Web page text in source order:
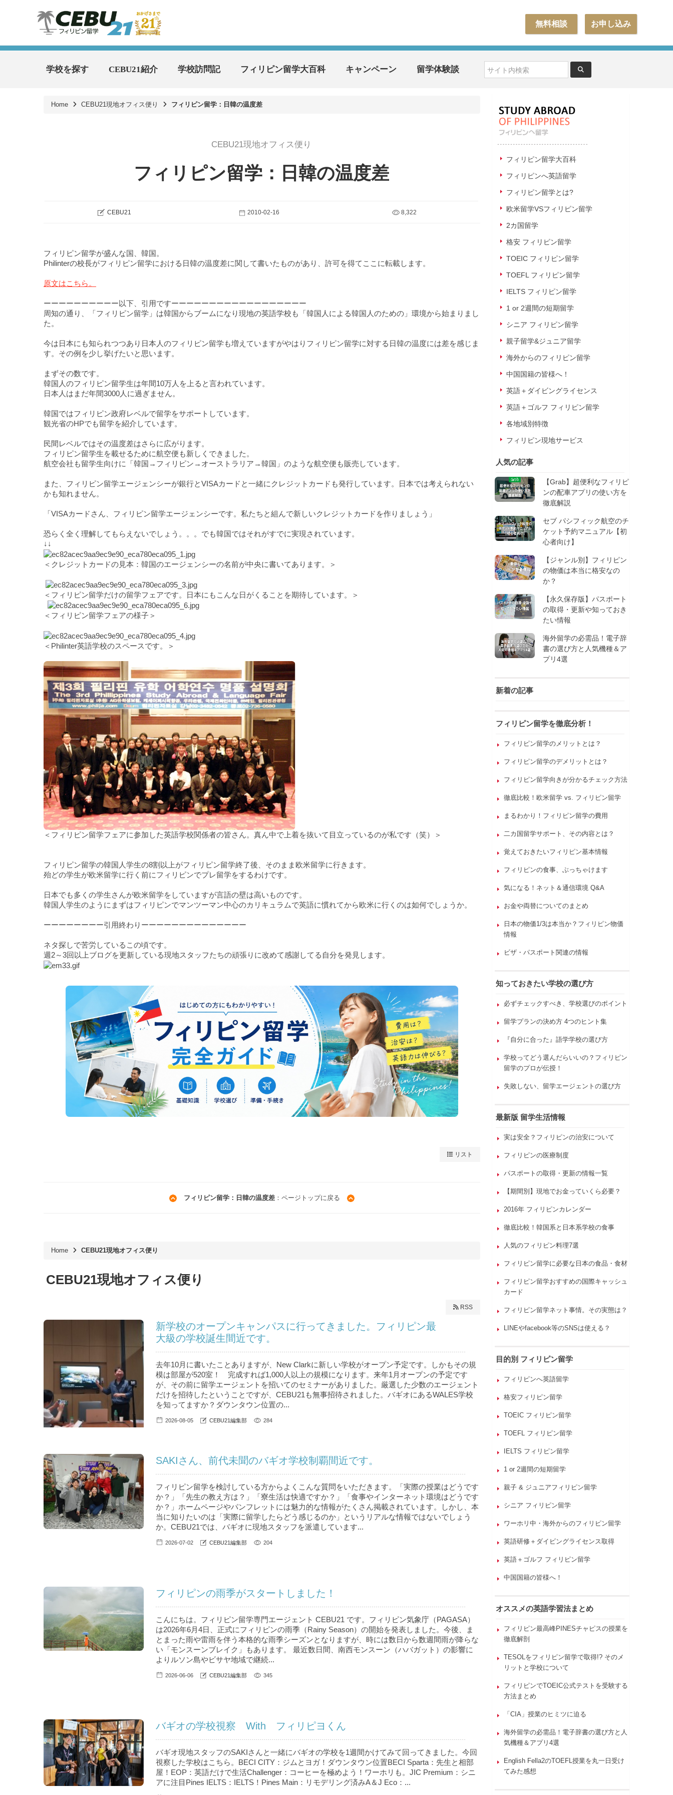
お申し込み
無料相談
学校を探す CEBU21紹介 学校訪問記 フィリピン留学大百科 キャンペーン 留学体験談
Home CEBU21現地オフィス便り フィリピン留学：日韓の温度差
CEBU21現地オフィス便り
フィリピン留学：日韓の温度差
CEBU21 2010-02-16 8,322
フィリピン留学が盛んな国、韓国。
Philinterの校長がフィリピン留学における日韓の温度差に関して書いたものがあり、許可を得てここに転載します。
原文はこちら。
ーーーーーーーーーー以下、引用ですーーーーーーーーーーーーーーーーーー
周知の通り、「フィリピン留学」は韓国からブームになり現地の英語学校も「韓国人による韓国人のための」環境から始まりまし
た。
今は日本にも知られつつあり日本人のフィリピン留学も増えていますがやはりフィリピン留学に対する日韓の温度には差を感じま
す。その例を少し挙げたいと思います。
まずその数です。
韓国人のフィリピン留学生は年間10万人を上ると言われています。
日本人はまだ年間3000人に過ぎません。
韓国ではフィリピン政府レベルで留学をサポートしています。
観光省のHPでも留学を紹介しています。
民間レベルではその温度差はさらに広がります。
フィリピン留学生を載せるために航空便も新しくできました。
航空会社も留学生向けに「韓国→フィリピン→オーストラリア→韓国」のような航空便も販売しています。
また、フィリピン留学エージェンシーが銀行とVISAカードと一緒にクレジットカードも発行しています。日本では考えられない
かも知れません。
「VISAカードさん、フィリピン留学エージェンシーです。私たちと組んで新しいクレジットカードを作りましょう」
恐らく全く理解してもらえないでしょう。。。でも韓国ではそれがすでに実現されています。
↓↓
＜クレジットカードの見本：韓国のエージェンシーの名前が中央に書いてあります。＞
＜フィリピン留学だけの留学フェアです。日本にもこんな日がくることを期待しています。＞
＜フィリピン留学フェアの様子＞
＜Philinter英語学校のスペースです。＞
＜フィリピン留学フェアに参加した英語学校関係者の皆さん。真ん中で上着を抜いて目立っているのが私です（笑）＞
フィリピン留学の韓国人学生の8割以上がフィリピン留学終了後、そのまま欧米留学に行きます。
殆どの学生が欧米留学に行く前にフィリピンでプレ留学をするわけです。
日本でも多くの学生さんが欧米留学をしていますが言語の壁は高いものです。
韓国人学生のようにまずはフィリピンでマンツーマン中心のカリキュラムで英語に慣れてから欧米に行くのは如何でしょうか。
ーーーーーーーー引用終わりーーーーーーーーーーーーーー
ネタ探しで苦労しているこの頃です。
週2～3回以上ブログを更新している現地スタッフたちの頑張りに改めて感謝してる自分を発見します。
リスト
フィリピン留学：日韓の温度差：ページトップに戻る
Home CEBU21現地オフィス便り
CEBU21現地オフィス便り
RSS
新学校のオープンキャンパスに行ってきました。フィリピン最
大級の学校誕生間近です。
去年10月に書いたことありますが、New Clarkに新しい学校がオープン予定です。しかもその規
模は部屋が520室！ 完成すれば1,000人以上の規模になります。来年1月オープンの予定です
が、その前に留学エージェントを招いてのセミナーがありました。厳選した少数のエージェント
だけを招待したということですが、CEBU21も無事招待されました。バギオにあるWALES学校
を知ってますか？ダウンタウン位置の...
2026-08-05 CEBU21編集部 284
SAKIさん、前代未聞のバギオ学校制覇間近です。
フィリピン留学を検討している方からよくこんな質問をいただきます。「実際の授業はどうです
か？」「先生の教え方は？」「寮生活は快適ですか？」「食事やインターネット環境はどうです
か？」ホームページやパンフレットには魅力的な情報がたくさん掲載されています。しかし、本
当に知りたいのは「実際に留学したらどう感じるのか」というリアルな情報ではないでしょう
か。CEBU21では、バギオに現地スタッフを派遣しています...
2026-07-02 CEBU21編集部 204
フィリピンの雨季がスタートしました！
こんにちは。フィリピン留学専門エージェント CEBU21 です。フィリピン気象庁（PAGASA）
は2026年6月4日、正式にフィリピンの雨季（Rainy Season）の開始を発表しました。今後、ま
とまった雨や雷雨を伴う本格的な雨季シーズンとなりますが、時には数日から数週間雨が降らな
い「モンスーンブレイク」もあります。 最近数日間、南西モンスーン（ハバガット）の影響に
よりルソン島やビサヤ地域で継続...
2026-06-06 CEBU21編集部 345
バギオの学校視察 With フィリピヨくん
バギオ現地スタッフのSAKIさんと一緒にバギオの学校を1週間かけてみて回ってきました。今回
視察した学校はこちら。BECI CITY：ジムとヨガ！ダウンタウン位置BECI Sparta：先生と相部
屋！EOP：英語だけで生活Challenger：コーヒーを極めよう！ワーホリも。JIC Premium：シニ
アに注目Pines IELTS：IELTS！Pines Main：リモデリング済みA＆J Eco：...
フィリピン留学大百科
フィリピンへ英語留学
フィリピン留学とは?
欧米留学VSフィリピン留学
2カ国留学
格安 フィリピン留学
TOEIC フィリピン留学
TOEFL フィリピン留学
IELTS フィリピン留学
1 or 2週間の短期留学
シニア フィリピン留学
親子留学&ジュニア留学
海外からのフィリピン留学
中国国籍の皆様へ！
英語＋ダイビングライセンス
英語＋ゴルフ フィリピン留学
各地域別特徴
フィリピン現地サービス
人気の記事
【Grab】超便利なフィリピ
ンの配車アプリの使い方を
徹底解説
セブ パシフィック航空のチ
ケット予約マニュアル【初
心者向け】
【ジャンル別】フィリピン
の物価は本当に格安なの
か？
【永久保存版】パスポート
の取得・更新や知っておき
たい情報
海外留学の必需品！電子辞
書の選び方と人気機種＆ア
プリ4選
新着の記事
フィリピン留学を徹底分析！
フィリピン留学のメリットとは？
フィリピン留学のデメリットとは？
フィリピン留学向きが分かるチェック方法
徹底比較！欧米留学 vs. フィリピン留学
まるわかり！フィリピン留学の費用
二カ国留学サポート、その内容とは？
覚えておきたいフィリピン基本情報
フィリピンの食事、ぶっちゃけます
気になる！ネット＆通信環境 Q&A
お金や両替についてのまとめ
日本の物価1/3は本当か？フィリピン物価
情報
ビザ・パスポート関連の情報
知っておきたい学校の選び方
必ずチェックすべき、学校選びのポイント
留学プランの決め方 4つのヒント集
『自分に合った』語学学校の選び方
学校ってどう選んだらいいの？フィリピン
留学のプロが伝授！
失敗しない、留学エージェントの選び方
最新版 留学生活情報
実は安全？フィリピンの治安について
フィリピンの医療制度
パスポートの取得・更新の情報一覧
【期間別】現地でお金っていくら必要？
2016年 フィリピンカレンダー
徹底比較！韓国系と日本系学校の食事
人気のフィリピン料理7選
フィリピン留学に必要な日本の食品・食材
フィリピン留学おすすめの国際キャッシュ
カード
フィリピン留学ネット事情。その実態は？
LINEやfacebook等のSNSは使える？
目的別 フィリピン留学
フィリピンへ英語留学
格安フィリピン留学
TOEIC フィリピン留学
TOEFL フィリピン留学
IELTS フィリピン留学
1 or 2週間の短期留学
親子 & ジュニアフィリピン留学
シニア フィリピン留学
ワーホリ中・海外からのフィリピン留学
英語研修＋ダイビングライセンス取得
英語＋ゴルフ フィリピン留学
中国国籍の皆様へ！
オススメの英語学習法まとめ
フィリピン最高峰PINESチャピスの授業を
徹底解剖
TESOLをフィリピン留学で取得!? そのメ
リットと学校について
フィリピンでTOEIC公式テストを受験する
方法まとめ
「CIA」授業のヒミツに迫る
海外留学の必需品！電子辞書の選び方と人
気機種＆アプリ4選
English Fella2のTOEFL授業を丸一日受け
てみた感想